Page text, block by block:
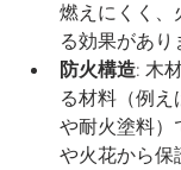
燃えにくく、
る効果があり
防火構造: 木
る材料（例え
や耐火塗料）
や火花から保